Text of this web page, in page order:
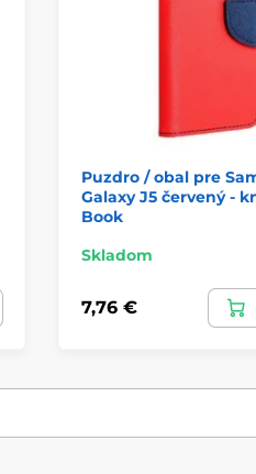
Puzdro / obal pre
Galaxy J5 červený -
Book
Skladom
7,76 €